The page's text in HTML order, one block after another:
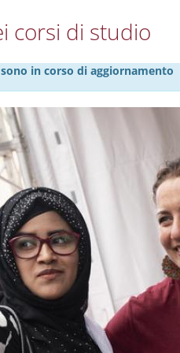
corsi di studio
in corso di aggiornamento